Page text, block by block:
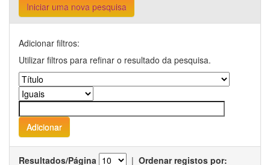
Iniciar uma nova pesquisa
Adicionar filtros:
Utilizar filtros para refinar o resultado da pesquisa.
Resultados/Página | Ordenar registos por: